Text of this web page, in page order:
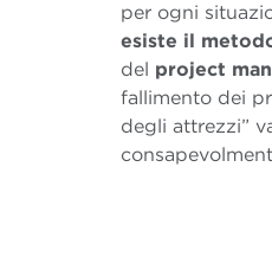
per ogni
esiste il
del project
fallimento dei
degli attrezzi”